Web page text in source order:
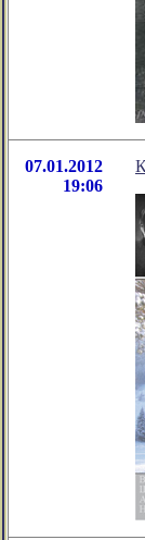
07.01.2012
19:06